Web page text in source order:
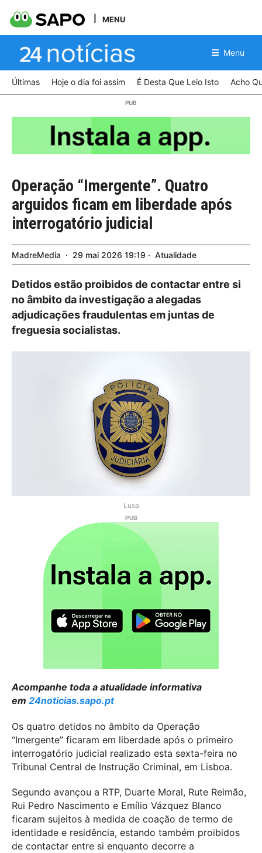
MENU
Menu
Últimas Hoje o dia foi assim É Desta Que Leio Isto Acho
Operação “Imergente”. Quatro
arguidos ficam em liberdade após
interrogatório judicial
MadreMedia 29 mai 2026 19:19 Atualidade
Detidos estão proibidos de contactar entre si
no âmbito da investigação a alegadas
adjudicações fraudulentas em juntas de
freguesia socialistas.
Lusa
Acompanhe toda a atualidade informativa
em 24noticias.sapo.pt
Os quatro detidos no âmbito da Operação
“Imergente” ficaram em liberdade após o primeiro
interrogatório judicial realizado esta sexta-feira no
Tribunal Central de Instrução Criminal, em Lisboa.
Segundo avançou a RTP, Duarte Moral, Rute Reimão,
Rui Pedro Nascimento e Emílio Vázquez Blanco
ficaram sujeitos à medida de coação de termo de
identidade e residência, estando também proibidos
de contactar entre si enquanto decorre a